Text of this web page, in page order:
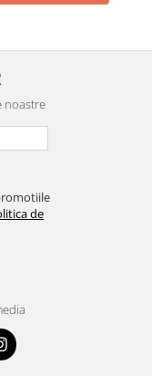
noastre
de